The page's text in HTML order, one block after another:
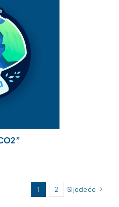
1 2 Sljedeće